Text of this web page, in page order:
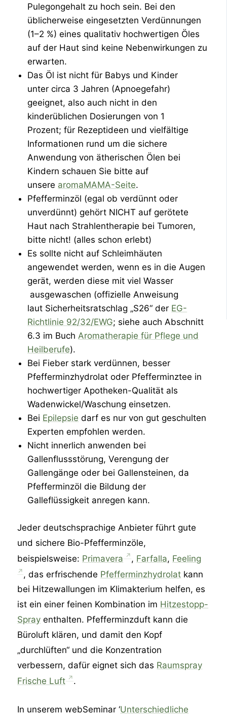
Pulegongehalt zu hoch sein. Bei den
üblicherweise eingesetzten Verdünnungen
(1–2 %) eines qualitativ hochwertigen Öles
auf der Haut sind keine Nebenwirkungen zu
erwarten.
Das Öl ist nicht für Babys und Kinder
unter circa 3 Jahren (Apnoegefahr)
geeignet, also auch nicht in den
kinderüblichen Dosierungen von 1
Prozent; für Rezeptideen und vielfältige
Informationen rund um die sichere
Anwendung von ätherischen Ölen bei
Kindern schauen Sie bitte auf
unsere aromaMAMA-Seite.
Pfefferminzöl (egal ob verdünnt oder
unverdünnt) gehört NICHT auf gerötete
Haut nach Strahlentherapie bei Tumoren,
bitte nicht! (alles schon erlebt)
Es sollte nicht auf Schleimhäuten
angewendet werden, wenn es in die Augen
gerät, werden diese mit viel Wasser
ausgewaschen (offizielle Anweisung
laut Sicherheitsratschlag „S26“ der EG-
Richtlinie 92/32/EWG; siehe auch Abschnitt
6.3 im Buch Aromatherapie für Pflege und
Heilberufe).
Bei Fieber stark verdünnen, besser
Pfefferminzhydrolat oder Pfefferminztee in
hochwertiger Apotheken-Qualität als
Wadenwickel/Waschung einsetzen.
Bei Epilepsie darf es nur von gut geschulten
Experten empfohlen werden.
Nicht innerlich anwenden bei
Gallenflussstörung, Verengung der
Gallengänge oder bei Gallensteinen, da
Pfefferminzöl die Bildung der
Galleflüssigkeit anregen kann.
Jeder deutschsprachige Anbieter führt gute
und sichere Bio-Pfefferminzöle,
beispielsweise: Primavera , Farfalla, Feeling
, das erfrischende Pfefferminzhydrolat kann
bei Hitzewallungen im Klimakterium helfen, es
ist ein einer feinen Kombination im Hitzestopp-
Spray enthalten. Pfefferminzduft kann die
Büroluft klären, und damit den Kopf
„durchlüften“ und die Konzentration
verbessern, dafür eignet sich das Raumspray
Frische Luft
.
In unserem webSeminar ‘⁠⁠Unterschiedliche